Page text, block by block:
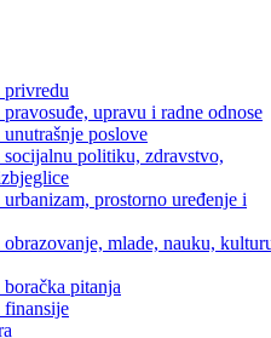
privredu
upravu i radne odnose
poslove
politiku, zdravstvo,
prostorno uređenje i
mlade, nauku,